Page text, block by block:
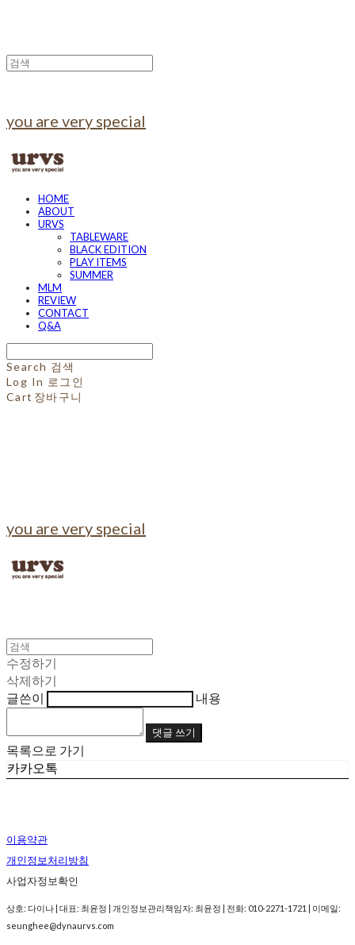
you are very special
HOME
ABOUT
URVS
TABLEWARE
BLACK EDITION
PLAY ITEMS
SUMMER
MLM
REVIEW
CONTACT
Q&A
Search 검색
Log In 로그인
Cart 장바구니
you are very special
수정하기
삭제하기
글쓴이
내용
댓글 쓰기
목록으로 가기
카카오톡
이용약관
개인정보처리방침
사업자정보확인
상호: 다이나 | 대표: 최윤정 | 개인정보관리책임자: 최윤정 | 전화: 010-2271-1721 | 이메일:
seunghee@dynaurvs.com